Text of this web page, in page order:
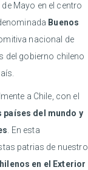
Mayo en el centro
Buenos
nacional de
del gobierno chileno
a Chile, con el
países del mundo y
. En esta
patrias de nuestro
en el Exterior